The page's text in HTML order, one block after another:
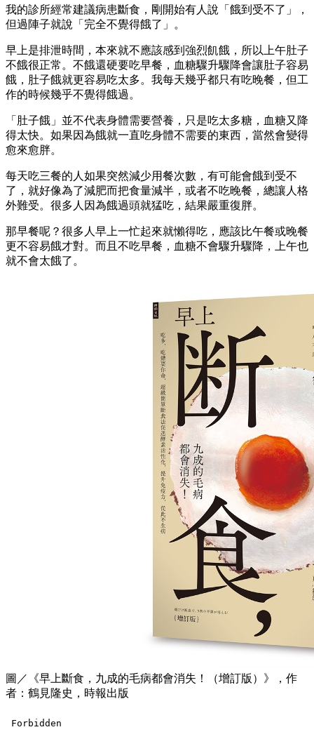
我的診所經常建議病患斷食，剛開始有人說「餓到受不了」，
但過陣子就說「完全不覺得餓了」。
早上是排泄時間，本來就不應該感到強烈飢餓，所以上午肚子
不餓很正常。不餓還硬要吃早餐，血糖驟升驟降會讓肚子容易
餓，肚子餓就更容易吃太多。我每天幾乎都只有吃晚餐，但工
作的時候幾乎不覺得餓過。
「肚子餓」並不代表身體需要營養，只是吃太多糖，血糖又降
得太快。如果因為餓就一直吃身體不需要的東西，當然會變得
愈來愈胖。
每天吃三餐的人如果突然減少用餐次數，有可能會餓到受不
了，就好像為了減肥而把食量減半，或者不吃晚餐，總讓人格
外難受。很多人因為餓過頭就猛吃，結果嚴重復胖。
那早餐呢？很多人早上一忙起來就懶得吃，應該比午餐或晚餐
更不容易餓才對。而且不吃早餐，血糖不會驟升驟降，上午也
就不會太餓了。
圖／《早上斷食，九成的毛病都會消失！（增訂版）》，作
者：鶴見隆史，時報出版